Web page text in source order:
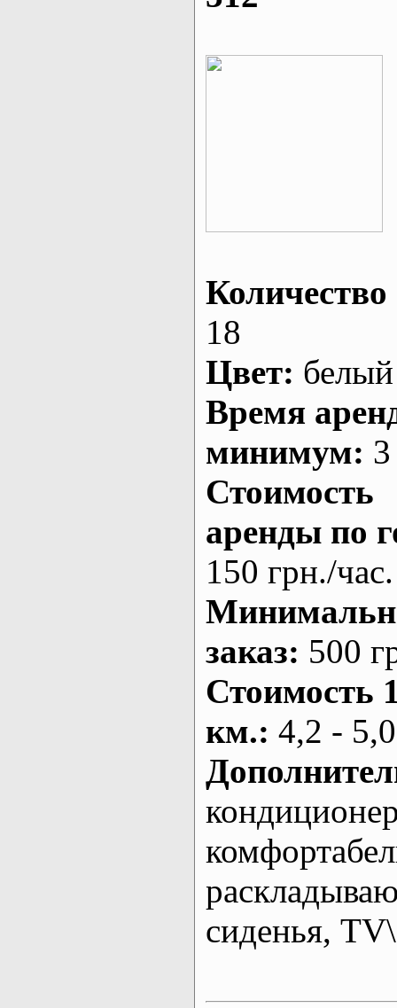
Количество
18
Цвет: белый
Время
минимум:
Стоимость
аренды по
150 грн./час.
заказ: 500
Стоимость
км.: 4,2 -
сиденья,